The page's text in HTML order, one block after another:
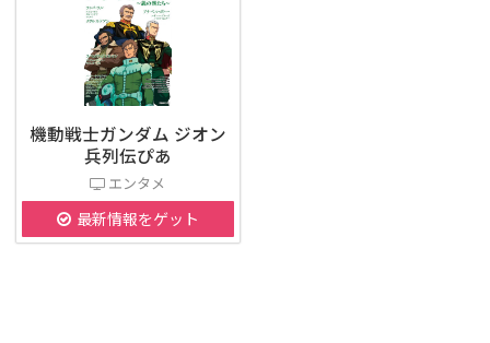
機動戦士ガンダム ジオン
兵列伝ぴあ
エンタメ
最新情報をゲット